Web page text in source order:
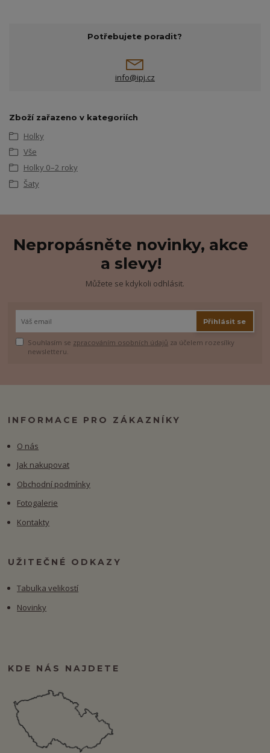
Potřebujete poradit?
info@ipj.cz
Zboží zařazeno v kategoriích
Holky
Vše
Holky 0–2 roky
Šaty
Nepropásněte novinky, akce
a slevy!
Můžete se kdykoli odhlásit.
Přihlásit se
Souhlasím se zpracováním osobních údajů za účelem rozesílky
newsletteru.
INFORMACE PRO ZÁKAZNÍKY
O nás
Jak nakupovat
Obchodní podmínky
Fotogalerie
Kontakty
UŽITEČNÉ ODKAZY
Tabulka velikostí
Novinky
KDE NÁS NAJDETE